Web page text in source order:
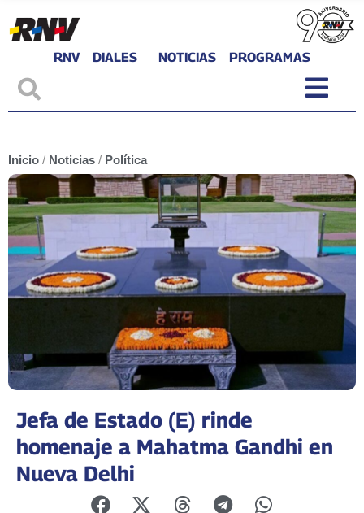
RNV DIALES NOTICIAS PROGRAMAS
Inicio / Noticias / Política
Jefa de Estado (E) rinde
homenaje a Mahatma Gandhi en
Nueva Delhi